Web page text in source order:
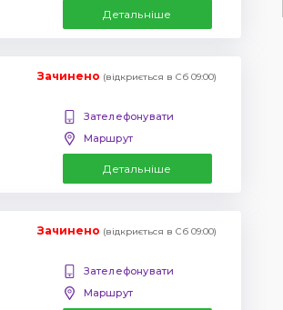
Детальніше
Зачинено (відкриється в Сб 09:00)
Зателефонувати
Маршрут
Детальніше
Зачинено (відкриється в Сб 09:00)
Зателефонувати
Маршрут